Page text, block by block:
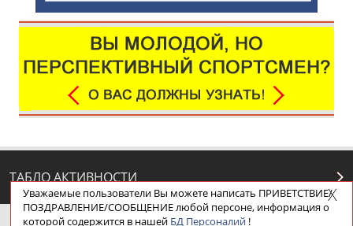
Московской области
ТАБЛО АКТИВНОСТИ
Уважаемые пользователи Вы можете написать ПРИВЕТСТВИЕ/
ПОЗДРАВЛЕНИЕ/СООБЩЕНИЕ любой персоне, информация о
которой содержится в нашей БД Персоналий!